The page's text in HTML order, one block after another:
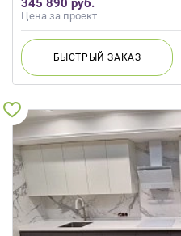
Цена за проект
БЫСТРЫЙЗАКАЗ